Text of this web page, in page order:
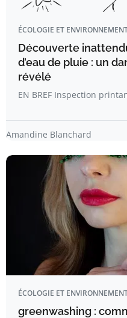
ÉCOLOGIE ET
Découverte
d’eau de pluie : un
révélé
EN BREF Inspection
Amandine Blanchard
ÉCOLOGIE ET
greenwashing :